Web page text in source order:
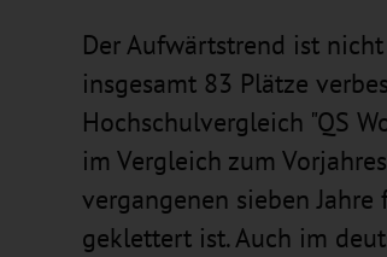
Der Aufwärtstrend ist
insgesamt 83 Plätze
Hochschulvergleich "QS
im Vergleich zum
vergangenen sieben
geklettert ist. Auch im